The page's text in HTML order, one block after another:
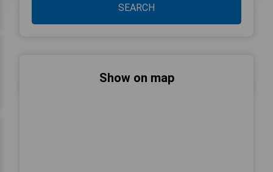
SEARCH
Show on map